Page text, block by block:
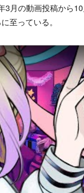
3月の動画投稿から
至っている。